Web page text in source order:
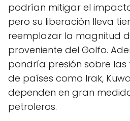
podrían mitigar el
pero su liberación lleva
reemplazar la magnitud
proveniente del Golfo.
pondría presión sobre las
de países como Irak,
dependen en gran
petroleros.